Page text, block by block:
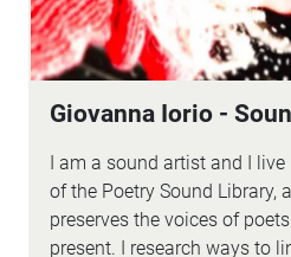
Giovanna Iorio -
I am a sound artist and I
of the Poetry Sound Library,
preserves the voices of
present. I research ways to